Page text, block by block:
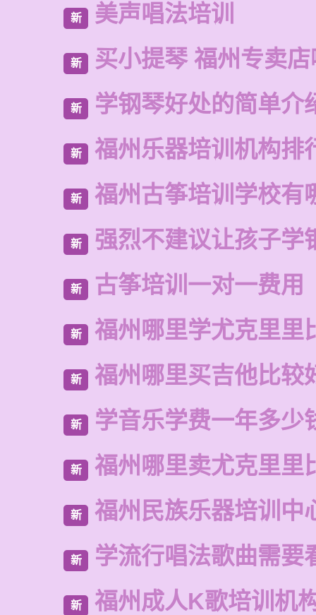
新 美声唱法培训
新 买小提琴 福州专卖
新 学钢琴好处的简单介
新 福州乐器培训机构排
新 福州古筝培训学校有
新 强烈不建议让孩子学
新 古筝培训一对一费用
新 福州哪里学尤克里里
新 福州哪里买吉他比较
新 学音乐学费一年多少
新 福州哪里卖尤克里里
新 福州民族乐器培训中
新 学流行唱法歌曲需要
新 福州成人K歌培训机